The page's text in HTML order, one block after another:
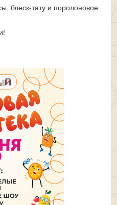
блеск-тату и поролоновое